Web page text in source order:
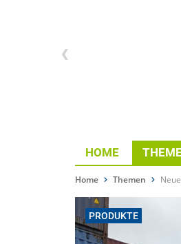
HOME
Home Themen
PRODUKTE